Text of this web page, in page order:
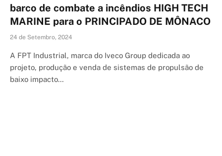
barco de combate a incêndios HIGH TECH
MARINE para o PRINCIPADO DE MÔNACO
24 de Setembro, 2024
A FPT Industrial, marca do Iveco Group dedicada ao
projeto, produção e venda de sistemas de propulsão de
baixo impacto…